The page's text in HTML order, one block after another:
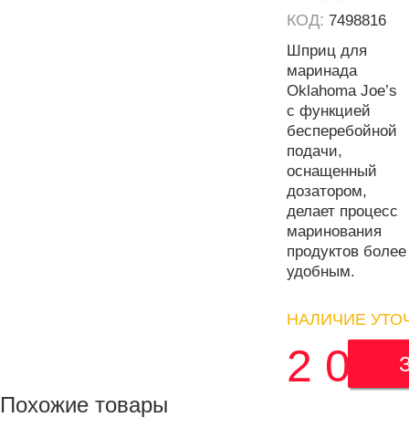
КОД: 7498816
Шприц для
маринада
Oklahoma Joe’s
с функцией
бесперебойной
подачи,
оснащенный
дозатором,
делает процесс
маринования
продуктов более
удобным.
НАЛИЧИЕ
2 050
Похожие товары